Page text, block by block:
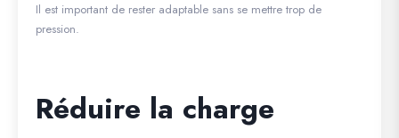
Il est important de rester adaptable sans se mettre trop de
pression.
Réduire la charge